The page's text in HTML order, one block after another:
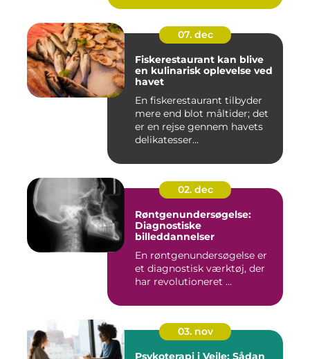
07. dec
Fiskerestaurant kan blive
en kulinarisk oplevelse ved
havet
En fiskerestaurant tilbyder
mere end blot måltider; det
er en rejse gennem havets
delikatesser...
02. dec
Røntgenundersøgelse:
Diagnostiske
billeddannelser
En røntgenundersøgelse er
et diagnostisk værktøj, der
har revolutioneret ...
03. nov
Psykoterapi i Vejle: Sådan